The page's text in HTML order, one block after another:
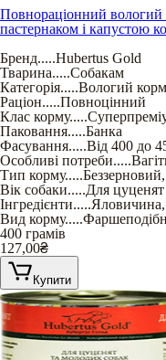
Повнораціонний
пастернаком і капустою
Бренд.....Hubertus Gold
Тварина.....Собакам
Категорія.....Вологий корм
Раціон.....Повноцінний
Клас корму.....
Паковання.....Банка
Фасування.....Від 400 до
Особливі потреби.....
Тип корму.....Беззерновий,
Вік собаки.....Для цуценят
Інгредієнти.....Яловичина,
Вид корму.....
400 грамів
127,00₴
Купити